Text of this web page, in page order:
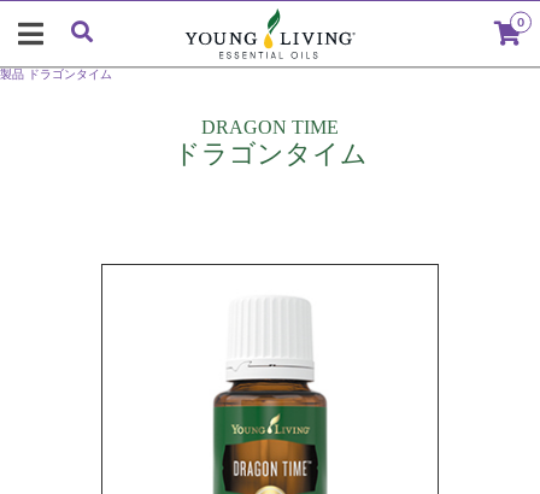
0
ドラゴンタイム
製品 ドラゴンタイム
DRAGON TIME